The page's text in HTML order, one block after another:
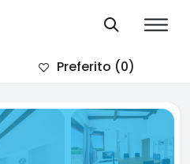
Preferito (0)